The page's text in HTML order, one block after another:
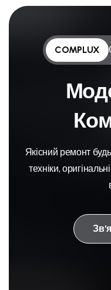
COMPLUX
Якісний ремонт
техніки,